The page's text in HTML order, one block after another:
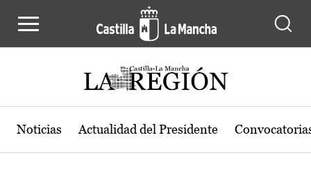
Noticias Actualidad del Presidente